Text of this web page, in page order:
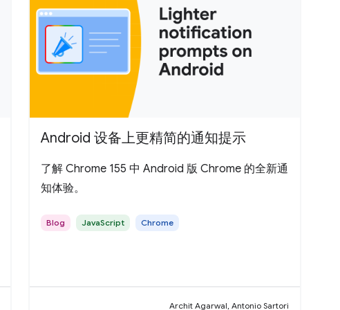
Android 设备上更精简的通知提示
了解 Chrome 155 中 Android 版 Chrome 的全新通
知体验。
Blog JavaScript Chrome
Archit Agarwal, Antonio Sartori